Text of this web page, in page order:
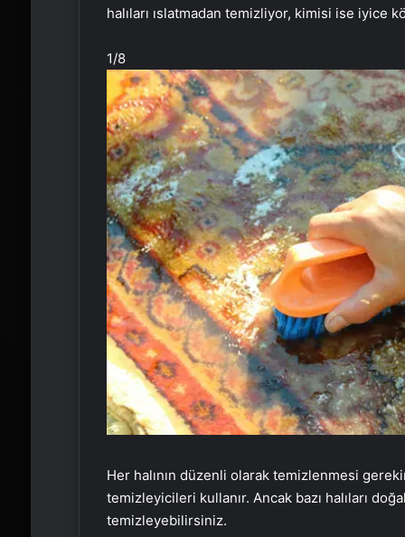
halıları ıslatmadan temizliyor, kimisi ise iyice
1/8
Her halının düzenli olarak temizlenmesi
temizleyicileri kullanır. Ancak bazı halıları
temizleyebilirsiniz.